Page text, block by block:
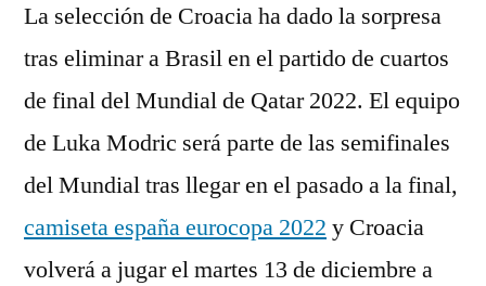
La selección de Croacia ha dado la sorpresa
tras eliminar a Brasil en el partido de cuartos
de final del Mundial de Qatar 2022. El equipo
de Luka Modric será parte de las semifinales
del Mundial tras llegar en el pasado a la final,
camiseta españa eurocopa 2022 y Croacia
volverá a jugar el martes 13 de diciembre a